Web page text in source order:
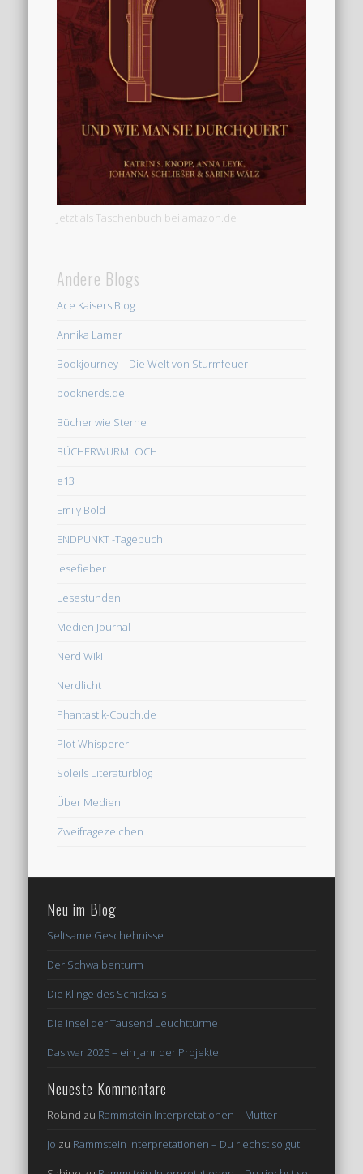
Jetzt als Taschenbuch bei amazon.de
Andere Blogs
Ace Kaisers Blog
Annika Lamer
Bookjourney – Die Welt von Sturmfeuer
booknerds.de
Bücher wie Sterne
BÜCHERWURMLOCH
e13
Emily Bold
ENDPUNKT -Tagebuch
lesefieber
Lesestunden
Medien Journal
Nerd Wiki
Nerdlicht
Phantastik-Couch.de
Plot Whisperer
Soleils Literaturblog
Über Medien
Zweifragezeichen
Neu im Blog
Seltsame Geschehnisse
Der Schwalbenturm
Die Klinge des Schicksals
Die Insel der Tausend Leuchttürme
Das war 2025 – ein Jahr der Projekte
Neueste Kommentare
Roland zu Rammstein Interpretationen – Mutter
Jo zu Rammstein Interpretationen – Du riechst so gut